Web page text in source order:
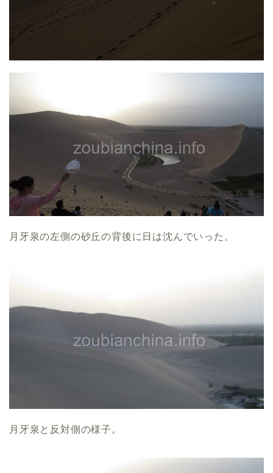
月牙泉の左側の砂丘の背後に日は沈んでいった。
月牙泉と反対側の様子。